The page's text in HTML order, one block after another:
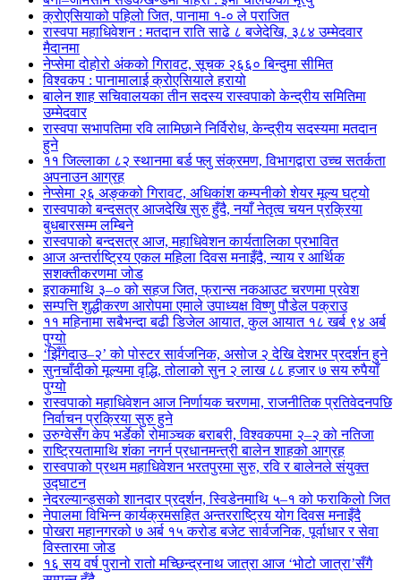
क्रोएसियाको पहिलो जित, पानामा १-० ले पराजित
रास्वपा महाधिवेशन : मतदान राति साढे ८ बजेदेखि, ३८४ उम्मेदवार
मैदानमा
नेप्सेमा दोहोरो अंकको गिरावट, सूचक २६६० बिन्दुमा सीमित
विश्वकप : पानामालाई क्रोएसियाले हरायो
बालेन शाह सचिवालयका तीन सदस्य रास्वपाको केन्द्रीय समितिमा
उम्मेदवार
रास्वपा सभापतिमा रवि लामिछाने निर्विरोध, केन्द्रीय सदस्यमा मतदान
हुने
११ जिल्लाका ८२ स्थानमा बर्ड फ्लु संक्रमण, विभागद्वारा उच्च सतर्कता
अपनाउन आग्रह
नेप्सेमा २६ अङ्कको गिरावट, अधिकांश कम्पनीको शेयर मूल्य घट्यो
रास्वपाको बन्दसत्र आजदेखि सुरु हुँदै, नयाँ नेतृत्व चयन प्रक्रिया
बुधबारसम्म लम्बिने
रास्वपाको बन्दसत्र आज, महाधिवेशन कार्यतालिका प्रभावित
आज अन्तर्राष्ट्रिय एकल महिला दिवस मनाइँदै, न्याय र आर्थिक
सशक्तीकरणमा जोड
इराकमाथि ३–० को सहज जित, फ्रान्स नकआउट चरणमा प्रवेश
सम्पत्ति शुद्धीकरण आरोपमा एमाले उपाध्यक्ष विष्णु पौडेल पक्राउ
११ महिनामा सबैभन्दा बढी डिजेल आयात, कुल आयात १८ खर्ब ९४ अर्ब
पुग्यो
‘झिँगेदाउ–२’ को पोस्टर सार्वजनिक, असोज २ देखि देशभर प्रदर्शन हुने
सुनचाँदीको मूल्यमा वृद्धि, तोलाको सुन २ लाख ८८ हजार ७ सय रुपैयाँ
पुग्यो
रास्वपाको महाधिवेशन आज निर्णायक चरणमा, राजनीतिक प्रतिवेदनपछि
निर्वाचन प्रक्रिया सुरु हुने
उरुग्वेसँग केप भर्डेको रोमाञ्चक बराबरी, विश्वकपमा २–२ को नतिजा
राष्ट्रियतामाथि शंका नगर्न प्रधानमन्त्री बालेन शाहको आग्रह
रास्वपाको प्रथम महाधिवेशन भरतपुरमा सुरु, रवि र बालेनले संयुक्त
उद्घाटन
नेदरल्यान्ड्सको शानदार प्रदर्शन, स्विडेनमाथि ५–१ को फराकिलो जित
नेपालमा विभिन्न कार्यक्रमसहित अन्तरराष्ट्रिय योग दिवस मनाइँदै
पोखरा महानगरको ७ अर्ब १५ करोड बजेट सार्वजनिक, पूर्वाधार र सेवा
विस्तारमा जोड
१६ सय वर्ष पुरानो रातो मच्छिन्द्रनाथ जात्रा आज ‘भोटो जात्रा’सँगै